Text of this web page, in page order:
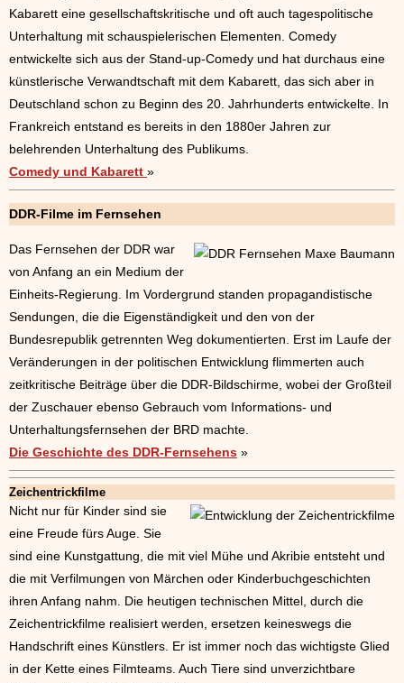
Kabarett eine gesellschaftskritische und oft auch tagespolitische
Unterhaltung mit schauspielerischen Elementen. Comedy
entwickelte sich aus der Stand-up-Comedy und hat durchaus eine
künstlerische Verwandtschaft mit dem Kabarett, das sich aber in
Deutschland schon zu Beginn des 20. Jahrhunderts entwickelte. In
Frankreich entstand es bereits in den 1880er Jahren zur
belehrenden Unterhaltung des Publikums.
Comedy und Kabarett »
DDR-Filme im Fernsehen
Das Fernsehen der DDR war
von Anfang an ein Medium der
Einheits-Regierung. Im Vordergrund standen propagandistische
Sendungen, die die Eigenständigkeit und den von der
Bundesrepublik getrennten Weg dokumentierten. Erst im Laufe der
Veränderungen in der politischen Entwicklung flimmerten auch
zeitkritische Beiträge über die DDR-Bildschirme, wobei der Großteil
der Zuschauer ebenso Gebrauch vom Informations- und
Unterhaltungsfernsehen der BRD machte.
Die Geschichte des DDR-Fernsehens »
Zeichentrickfilme
Nicht nur für Kinder sind sie
eine Freude fürs Auge. Sie
sind eine Kunstgattung, die mit viel Mühe und Akribie entsteht und
die mit Verfilmungen von Märchen oder Kinderbuchgeschichten
ihren Anfang nahm. Die heutigen technischen Mittel, durch die
Zeichentrickfilme realisiert werden, ersetzen keineswegs die
Handschrift eines Künstlers. Er ist immer noch das wichtigste Glied
in der Kette eines Filmteams. Auch Tiere sind unverzichtbare